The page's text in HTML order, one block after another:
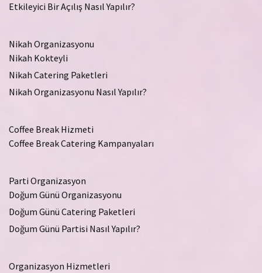
Etkileyici Bir Açılış Nasıl Yapılır?
Nikah Organizasyonu
Nikah Kokteyli
Nikah Catering Paketleri
Nikah Organizasyonu Nasıl Yapılır?
Coffee Break Hizmeti
Coffee Break Catering Kampanyaları
Parti Organizasyon
Doğum Günü Organizasyonu
Doğum Günü Catering Paketleri
Doğum Günü Partisi Nasıl Yapılır?
Organizasyon Hizmetleri